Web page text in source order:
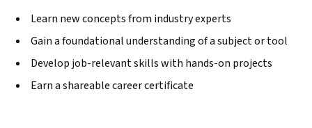
Learn new concepts from industry experts
Gain a foundational understanding of a subject or tool
Develop job-relevant skills with hands-on projects
Earn a shareable career certificate